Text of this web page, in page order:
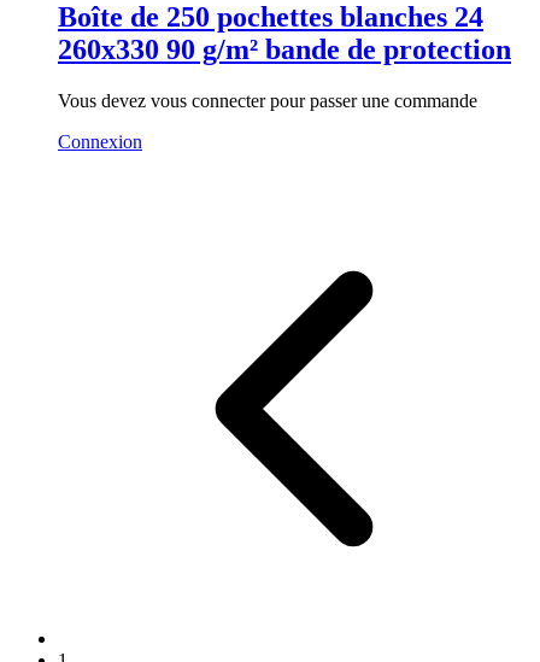
Boîte de 250 pochettes blanches 24
260x330 90 g/m² bande de protection
Vous devez vous connecter pour passer une commande
Connexion